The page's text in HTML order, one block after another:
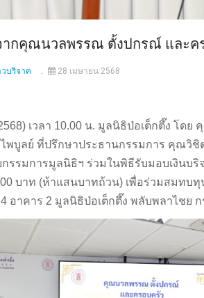
ากคุณนวลพรรณ ตั้งปกรณ์ และค
บริจาค 28 เมษายน 2568
เวลา 10.00 น. มูลนิธิป่อเต็กตึ๊ง โดย
พบูลย์ ที่ปรึกษาประธานกรรมการ คุณวิชิ
รรมการมูลนิธิฯ ร่วมในพิธีรับมอบเงินบ
บาท (ห้าแสนบาทถ้วน) เพื่อร่วมสมทบ
อาคาร 2 มูลนิธิป่อเต็กตึ๊ง พลับพลาไชย ก